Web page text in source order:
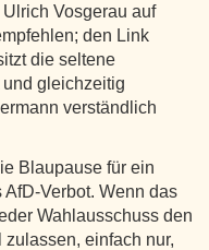
Vosgerau auf
den Link
die seltene
gleichzeitig
verständlich
Blaupause für ein
Verbot. Wenn das
Wahlausschuss den
zulassen, einfach nur,